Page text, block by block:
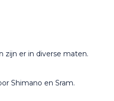
zijn er in diverse maten.
Shimano en Sram.